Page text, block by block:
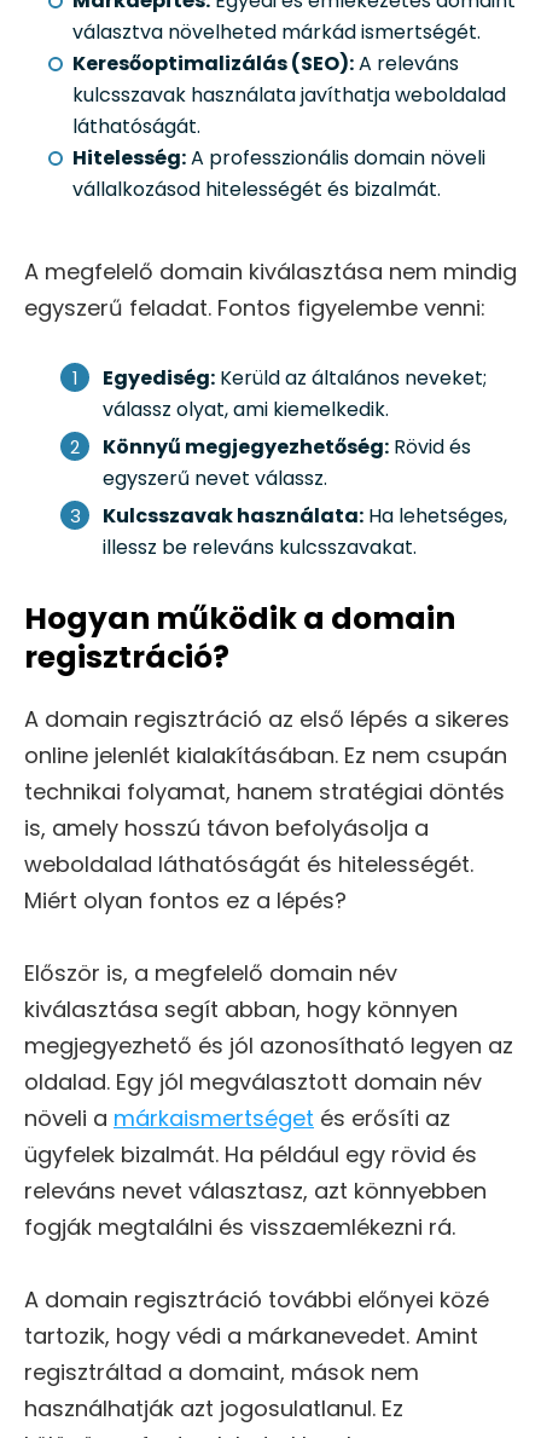
választva növelheted márkád ismertségét.
Keresőoptimalizálás (SEO):A releváns
kulcsszavak használata javíthatja weboldalad
láthatóságát.
Hitelesség:A professzionális domain növeli
vállalkozásod hitelességét és bizalmát.
A megfelelő domain kiválasztása nem mindig
egyszerű feladat. Fontos figyelembe venni:
Egyediség: Kerüld az általános neveket;
válassz olyat, ami kiemelkedik.
Könnyű megjegyezhetőség: Rövid és
egyszerű nevet válassz.
Kulcsszavak használata: Ha lehetséges,
illessz be releváns kulcsszavakat.
Hogyan működik a domain
regisztráció?
A domain regisztráció az első lépés a sikeres
online jelenlét kialakításában. Ez nem csupán
technikai folyamat, hanem stratégiai döntés
is, amely hosszú távon befolyásolja a
weboldalad láthatóságát és hitelességét.
Miért olyan fontos ez a lépés?
Először is, a megfelelő domain név
kiválasztása segít abban, hogy könnyen
megjegyezhető és jól azonosítható legyen az
oldalad. Egy jól megválasztott domain név
növeli a márkaismertséget és erősíti az
ügyfelek bizalmát. Ha például egy rövid és
releváns nevet választasz, azt könnyebben
fogják megtalálni és visszaemlékezni rá.
A domain regisztráció további előnyei közé
tartozik, hogy védi a márkanevedet. Amint
regisztráltad a domaint, mások nem
használhatják azt jogosulatlanul. Ez